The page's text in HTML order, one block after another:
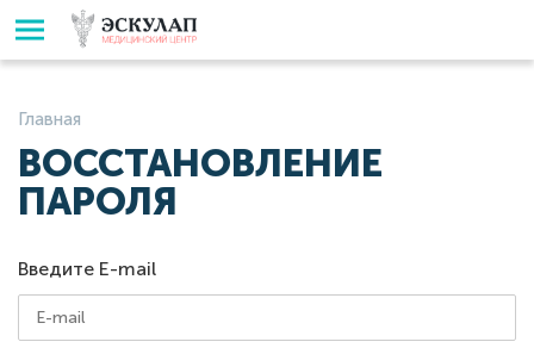
Главная
ВОССТАНОВЛЕНИЕ
ПАРОЛЯ
Введите E-mail